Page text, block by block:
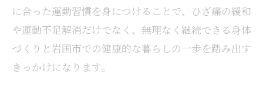
に合った運動習慣を身につけることで、ひざ痛の緩和
や運動不足解消だけでなく、無理なく継続できる身体
づくりと岩国市での健康的な暮らしの一歩を踏み出す
きっかけになります。